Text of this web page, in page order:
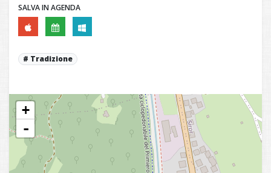
SALVA IN AGENDA
Tradizione
+
-